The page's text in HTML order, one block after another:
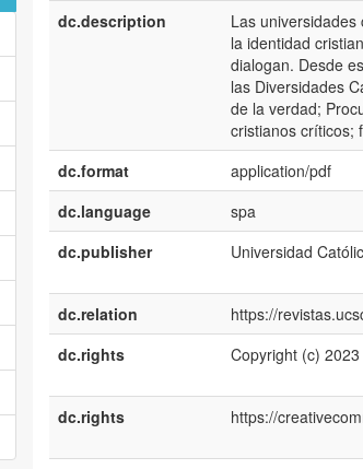
dc.description
Las
la identidad
dialogan. Desde
las Diversidades
de la verdad;
cristianos críticos;
dc.format
application/pdf
dc.language
spa
dc.publisher
Universidad
dc.relation
https://
dc.rights
Copyright (c)
dc.rights
https://